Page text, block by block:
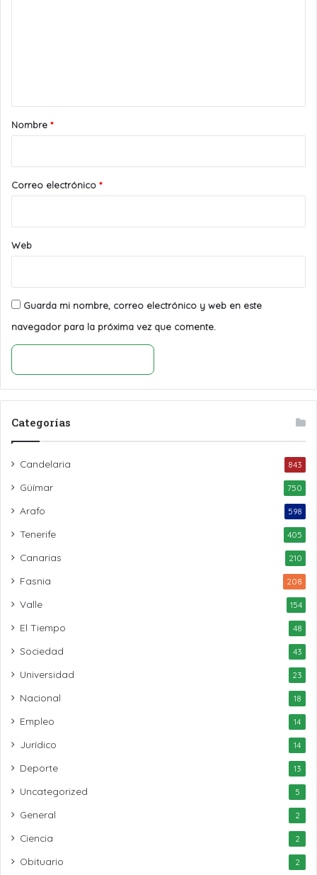
r
*
Nombre *
Correo electrónico *
Web
Guarda mi nombre, correo electrónico y web en este
navegador para la próxima vez que comente.
Categorías
Candelaria 843
Güímar 750
Arafo 598
Tenerife 405
Canarias 210
Fasnia 208
Valle 154
El Tiempo 48
Sociedad 43
Universidad 23
Nacional 18
Empleo 14
Jurídico 14
Deporte 13
Uncategorized 5
General 2
Ciencia 2
Obituario 2